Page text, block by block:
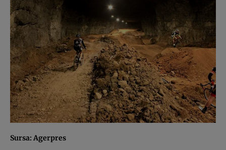
Sursa: Agerpres